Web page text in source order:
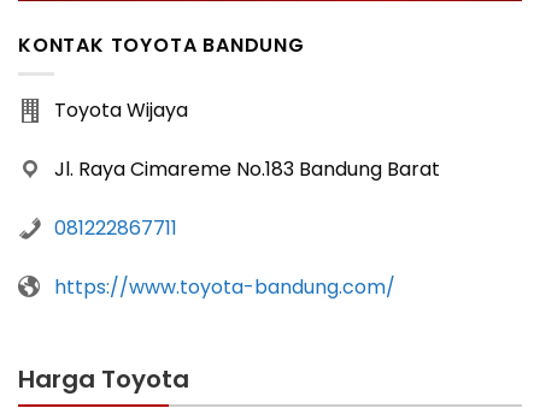
KONTAK TOYOTA BANDUNG
Toyota Wijaya
Jl. Raya Cimareme No.183 Bandung Barat
081222867711
https://www.toyota-bandung.com/
Harga Toyota